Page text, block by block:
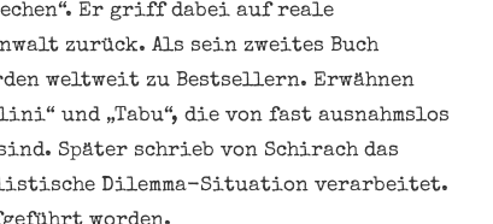
Er griff dabei auf reale
zurück. Als sein zweites Buch
weltweit zu Bestsellern. Erwähnen
und „Tabu“, die von fast ausnahmslos
Später schrieb von Schirach das
Dilemma-Situation verarbeitet.